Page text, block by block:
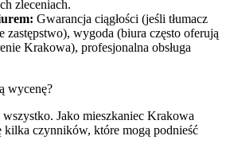
zleceniach.
Gwarancja ciągłości (jeśli tłumacz
zastępstwo), wygoda (biura często oferują
Krakowa), profesjonalna obsługa
wycenę?
Jako mieszkaniec Krakowa
kilka czynników, które mogą podnieść